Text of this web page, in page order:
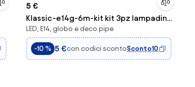
5 €
Klassic-e14g-6m-kit kit 3pz lampadina
led globo attacco e14 6w 520...
LED, E14, globo e deco pipe
-10 % 5 €con codici scontoSconto10